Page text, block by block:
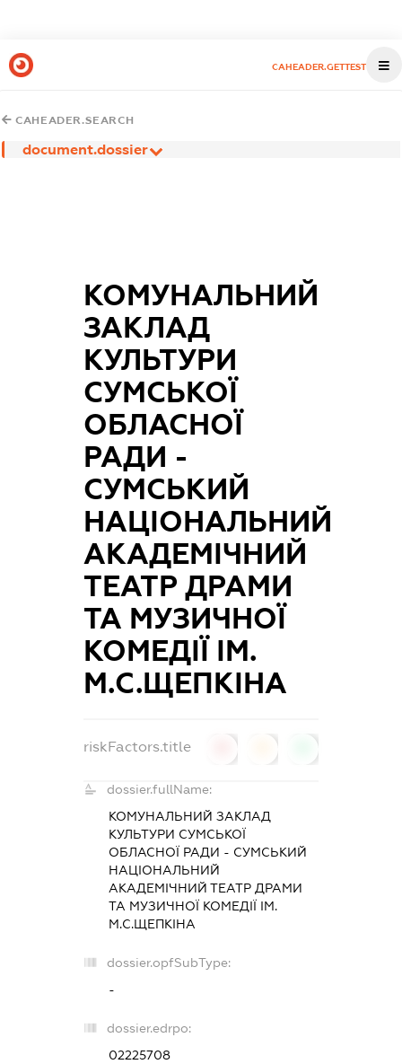
CAHEADER.GETTEST
CAHEADER.SEARCH
document.dossier
КОМУНАЛЬНИЙ
ЗАКЛАД
КУЛЬТУРИ
СУМСЬКОЇ
ОБЛАСНОЇ
РАДИ -
СУМСЬКИЙ
НАЦІОНАЛЬНИЙ
АКАДЕМІЧНИЙ
ТЕАТР ДРАМИ
ТА МУЗИЧНОЇ
КОМЕДІЇ ІМ.
М.С.ЩЕПКІНА
riskFactors.title
dossier.fullName:
КОМУНАЛЬНИЙ ЗАКЛАД
КУЛЬТУРИ СУМСЬКОЇ
ОБЛАСНОЇ РАДИ - СУМСЬКИЙ
НАЦІОНАЛЬНИЙ
АКАДЕМІЧНИЙ ТЕАТР ДРАМИ
ТА МУЗИЧНОЇ КОМЕДІЇ ІМ.
М.С.ЩЕПКІНА
dossier.opfSubType:
-
dossier.edrpo:
02225708